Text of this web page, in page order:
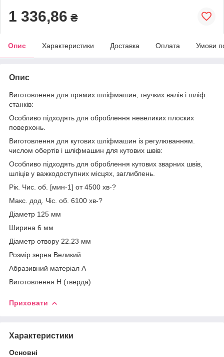
1 336,86 ₴
Опис Характеристики Доставка Оплата Умови
Опис
Виготовлення для прямих шліфмашин, гнучких валів і шліф.
станків:
Особливо підходять для оброблення невеликих плоских
поверхонь.
Виготовлення для кутових шліфмашин із регулюванням.
числом обертів і шліфмашин для кутових швів:
Особливо підходять для оброблення кутових зварних швів,
шліців у важкодоступних місцях, заглиблень.
Рік. Чис. об. [мин-1] от 4500 хв-?
Макс. дод. Чіс. об. 6100 хв-?
Діаметр 125 мм
Ширина 6 мм
Діаметр отвору 22.23 мм
Розмір зерна Великий
Абразивний матеріал A
Виготовлення H (тверда)
Приховати
Характеристики
Основні